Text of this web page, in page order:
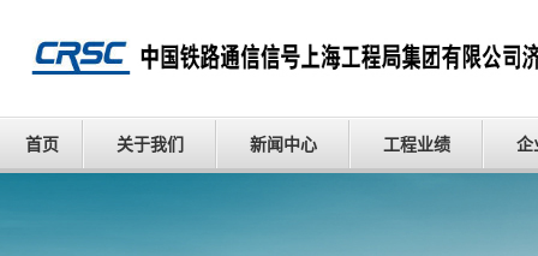
首页 关于我们 新闻中心 工程业绩 企